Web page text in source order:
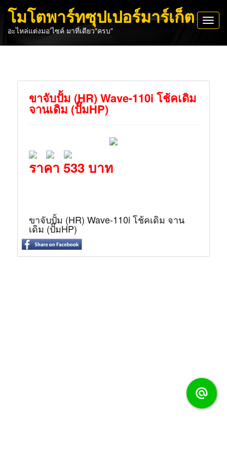
โมโตพาร์ทซุปเปอร์มาร์เก็ต
อะไหล่แต่งมอ'ไซค์ มาที่เดียว"ครบ"
ขาจับปั้ม (HR) Wave-110i โช้คเดิม
จานเดิม (ปั๊มHP)
ราคา 533 บาท
ขาจับปั้ม (HR) Wave-110i โช้คเดิม จาน
เดิม (ปั๊มHP)